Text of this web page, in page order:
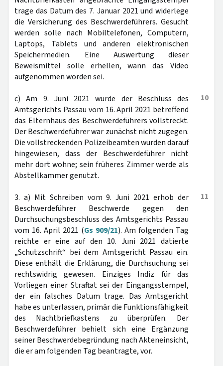
trage das Datum des 7. Januar 2021 und widerlege
die Versicherung des Beschwerdeführers. Gesucht
werden solle nach Mobiltelefonen, Computern,
Laptops, Tablets und anderen elektronischen
Speichermedien. Eine Auswertung dieser
Beweismittel solle erhellen, wann das Video
aufgenommen worden sei.
10
c) Am 9. Juni 2021 wurde der Beschluss des
Amtsgerichts Passau vom 16. April 2021 betreffend
das Elternhaus des Beschwerdeführers vollstreckt.
Der Beschwerdeführer war zunächst nicht zugegen.
Die vollstreckenden Polizeibeamten wurden darauf
hingewiesen, dass der Beschwerdeführer nicht
mehr dort wohne; sein früheres Zimmer werde als
Abstellkammer genutzt.
11
3. a) Mit Schreiben vom 9. Juni 2021 erhob der
Beschwerdeführer Beschwerde gegen den
Durchsuchungsbeschluss des Amtsgerichts Passau
vom 16. April 2021 (Gs 909/21). Am folgenden Tag
reichte er eine auf den 10. Juni 2021 datierte
„Schutzschrift“ bei dem Amtsgericht Passau ein.
Diese enthält die Erklärung, die Durchsuchung sei
rechtswidrig gewesen. Einziges Indiz für das
Vorliegen einer Straftat sei der Eingangsstempel,
der ein falsches Datum trage. Das Amtsgericht
habe es unterlassen, primär die Funktionsfähigkeit
des Nachtbriefkastens zu überprüfen. Der
Beschwerdeführer behielt sich eine Ergänzung
seiner Beschwerdebegründung nach Akteneinsicht,
die er am folgenden Tag beantragte, vor.